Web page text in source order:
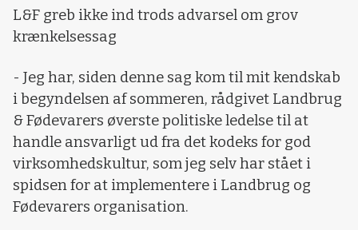
L&F greb ikke ind trods advarsel om grov
krænkelsessag
- Jeg har, siden denne sag kom til mit kendskab
i begyndelsen af sommeren, rådgivet Landbrug
& Fødevarers øverste politiske ledelse til at
handle ansvarligt ud fra det kodeks for god
virksomhedskultur, som jeg selv har stået i
spidsen for at implementere i Landbrug og
Fødevarers organisation.